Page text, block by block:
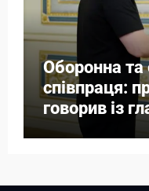
Оборонна та
співпраця:
говорив із